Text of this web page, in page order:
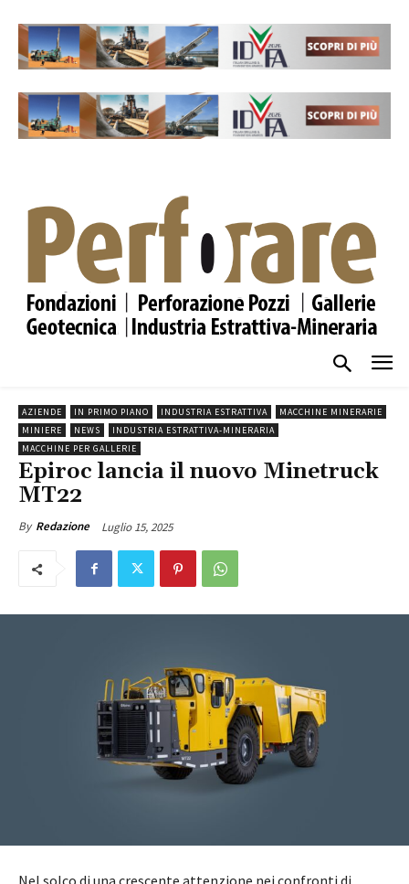
AZIENDE IN PRIMO PIANO INDUSTRIA ESTRATTIVA
MACCHINE MINERARIE
MINIERE
NEWS
INDUSTRIA ESTRATTIVA-MINERARIA
MACCHINE PER GALLERIE
Epiroc lancia il nuovo Minetruck
MT22
By Redazione Luglio 15, 2025
Nel solco di una crescente attenzione nei confronti di